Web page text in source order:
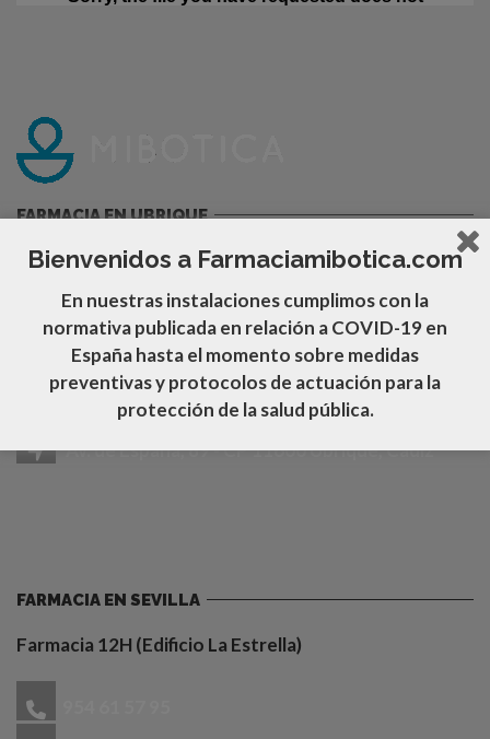
FARMACIA EN UBRIQUE
Farmacia 12H (Plaza de la Estrella)
956 46 01 58
ubrique@farmaciamibotica.com
https://farmaciamibotica.com/mi-botica-tt/
Av. de España, 89 - CP 11600 Ubrique, Cádiz
FARMACIA EN SEVILLA
Farmacia 12H (Edificio La Estrella)
Bienvenidos a Farmaciamibotica.com
En nuestras instalaciones cumplimos con la
normativa publicada en relación a COVID-19en
España hasta el momento sobre medidas
preventivas y protocolos de actuación para la
protección de la salud pública.